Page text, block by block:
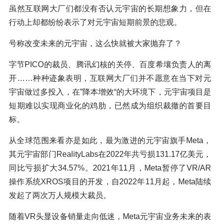
虽然互联网大厂们都没有否认元宇宙的长期想象力，但在
行动上却都纷纷表示了对元宇宙短期前景的悲观。
号称改变未来的元宇宙，这么快就被大家抛弃了？
字节PICO的裁员、腾讯幻核的关停、百度希壤负责人的离
开……种种迹象表明，互联网大厂们并不愿意在当下对元
宇宙做过多投入，在”降本增效“的大环境下，元宇宙项目是
短期难以实现商业化的鸡肋，已然成为组织裁撤的首要目
标。
从全球范围来看亦是如此，最为激进的元宇宙旗手Meta，
其元宇宙部门RealityLabs在2022年共亏损131.17亿美元，
同比亏损扩大34.57%。2021年11月，Meta暂停了VR/AR
操作系统XROS项目的开发，自2022年11月起，Meta陆续
发起了两次万人规模大裁员。
随着VR头显设备销量走向低迷，Meta元宇宙业务未来的表